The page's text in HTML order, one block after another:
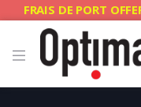
FRAIS DE PORT